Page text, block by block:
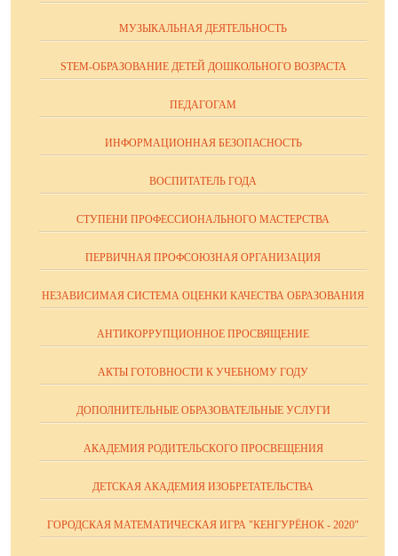
МУЗЫКАЛЬНАЯ ДЕЯТЕЛЬНОСТЬ
STEM-ОБРАЗОВАНИЕ ДЕТЕЙ ДОШКОЛЬНОГО ВОЗРАСТА
ПЕДАГОГАМ
ИНФОРМАЦИОННАЯ БЕЗОПАСНОСТЬ
ВОСПИТАТЕЛЬ ГОДА
СТУПЕНИ ПРОФЕССИОНАЛЬНОГО МАСТЕРСТВА
ПЕРВИЧНАЯ ПРОФСОЮЗНАЯ ОРГАНИЗАЦИЯ
НЕЗАВИСИМАЯ СИСТЕМА ОЦЕНКИ КАЧЕСТВА ОБРАЗОВАНИЯ
АНТИКОРРУПЦИОННОЕ ПРОСВЯЩЕНИЕ
АКТЫ ГОТОВНОСТИ К УЧЕБНОМУ ГОДУ
ДОПОЛНИТЕЛЬНЫЕ ОБРАЗОВАТЕЛЬНЫЕ УСЛУГИ
АКАДЕМИЯ РОДИТЕЛЬСКОГО ПРОСВЕЩЕНИЯ
ДЕТСКАЯ АКАДЕМИЯ ИЗОБРЕТАТЕЛЬСТВА
ГОРОДСКАЯ МАТЕМАТИЧЕСКАЯ ИГРА "КЕНГУРЁНОК - 2020"